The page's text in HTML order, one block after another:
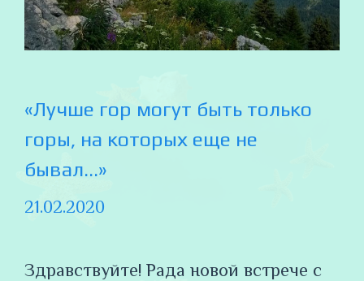
«Лучше гор могут быть только
горы, на которых еще не
бывал…»
21.02.2020
Здравствуйте! Рада новой встрече с